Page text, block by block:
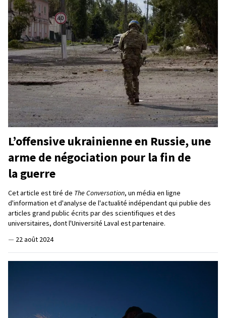
L’offensive ukrainienne en Russie, une
arme de négociation pour la fin de
la guerre
Cet article est tiré de The Conversation, un média en ligne
d'information et d'analyse de l'actualité indépendant qui publie des
articles grand public écrits par des scientifiques et des
universitaires, dont l'Université Laval est partenaire.
— 22 août 2024